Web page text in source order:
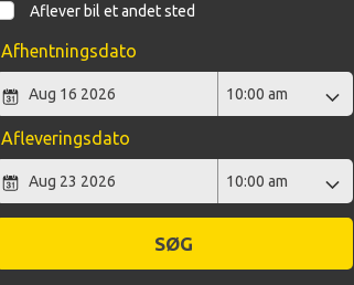
Aflever bil et andet sted
Afhentningsdato
Afleveringsdato
SØG